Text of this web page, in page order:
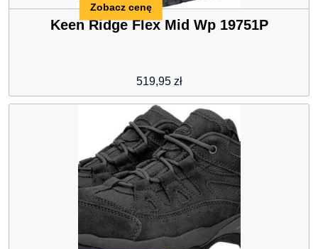
Keen Ridge Flex Mid Wp 19751P
519,95 zł
Zobacz cenę